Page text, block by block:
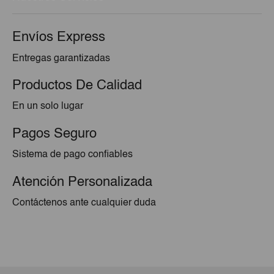
Envíos Express
Entregas garantizadas
Productos De Calidad
En un solo lugar
Pagos Seguro
Sistema de pago confiables
Atención Personalizada
Contáctenos ante cualquier duda